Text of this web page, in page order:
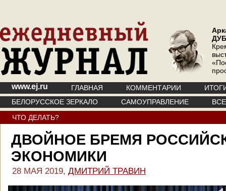
www.ej.ru ГЛАВНАЯ КОММЕНТАРИИ
БЕЛОРУССКОЕ ЗЕРКАЛО
САМОУПРАВЛЕНИЕ
ЧТО ДЕЛАТЬ?
ДВОЙНОЕ БРЕМЯ
ЭКОНОМИКИ
28 МАЯ 2019, ДМИТРИЙ ТРАВИН